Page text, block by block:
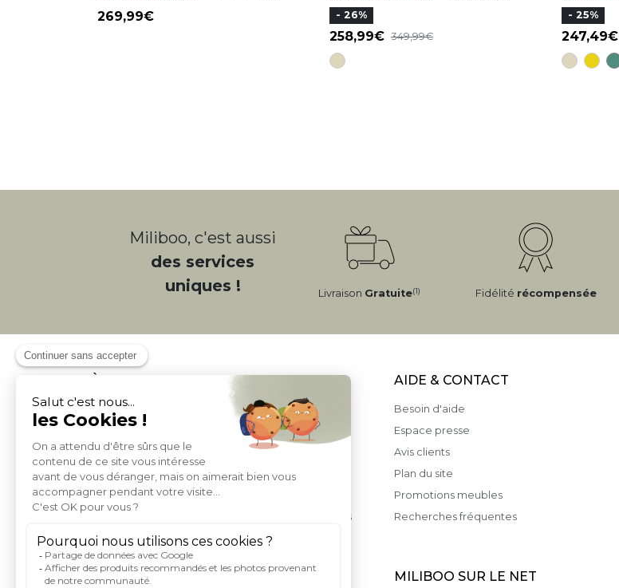
269,99 - 26%
258,99 349,99
- 25%
247,49
Miliboo, c'est aussi
des services
uniques !
Livraison Gratuite(1) Fidélité récompensée
À PROPOS DE MILIBOO
Qui sommes nous et nos engagements
Moyens de paiement
Livraison
Conditions générales de Vente
Politique de protection des données personnelles
Conditions générales d'utilisation du site
Droits informatique et libertés
Carte de fidelite et parrainage
AIDE & CONTACT
Besoin d'aide
Espace presse
Avis clients
Plan du site
Promotions meubles
Recherches fréquentes
MILIBOO SUR LE NET